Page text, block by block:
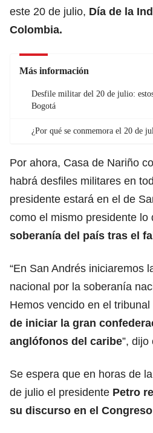
este 20 de julio, Día de la
Colombia.
Más información
Desfile militar del 20 de julio:
Bogotá
¿Por qué se conmemora el 20 de
Por ahora, Casa de Nariño
habrá desfiles militares en
presidente estará en el de
como el mismo presidente lo
soberanía del país tras el
“En San Andrés iniciaremos
nacional por la soberanía
Hemos vencido en el
de iniciar la gran
anglófonos del caribe”, dijo
Se espera que en horas de
de julio el presidente Petro
su discurso en el